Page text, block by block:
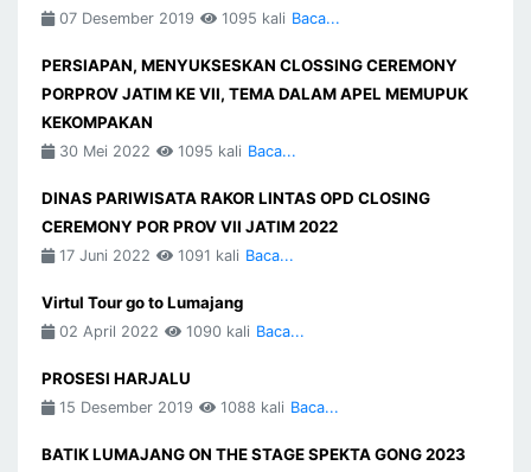
07 Desember 2019 1095 kali Baca...
PERSIAPAN, MENYUKSESKAN CLOSSING CEREMONY
PORPROV JATIM KE VII, TEMA DALAM APEL MEMUPUK
KEKOMPAKAN
30 Mei 2022 1095 kali Baca...
DINAS PARIWISATA RAKOR LINTAS OPD CLOSING
CEREMONY POR PROV VII JATIM 2022
17 Juni 2022 1091 kali Baca...
Virtul Tour go to Lumajang
02 April 2022 1090 kali Baca...
PROSESI HARJALU
15 Desember 2019 1088 kali Baca...
BATIK LUMAJANG ON THE STAGE SPEKTA GONG 2023